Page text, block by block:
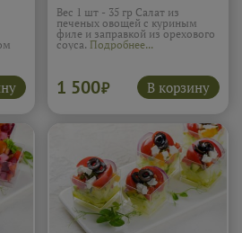
Вес 1 шт - 35 гр Салат из
печеных овощей с куриным
филе и заправкой из орехового
соуса. Подробнее...
1 500₽ В корзину